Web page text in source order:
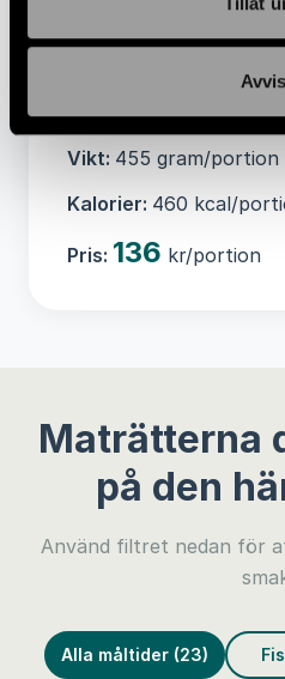
kokosmjölk, lök,
paprika röd, majsmjöl,
vitlök, salt med jod,
örtkryddor.
Vikt: 455 gram/portion
Kalorier: 460 kcal/
Pris: 136 kr/portion
Maträtterna
på den
Använd filtret nedan för
Alla måltider (23)